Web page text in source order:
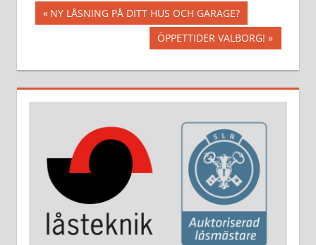
Inläggsnavigering
Föregående
inlägg:
NY LÅSNING PÅ DITT HUS OCH GARAGE?
Nästa
inlägg:
ÖPPETTIDER VALBORG!